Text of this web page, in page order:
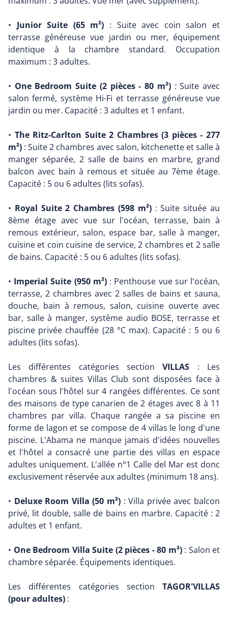
• Junior Suite (65 m²) : Suite avec coin salon et
terrasse généreuse vue jardin ou mer, équipement
identique à la chambre standard. Occupation
maximum : 3 adultes.
• One Bedroom Suite (2 pièces - 80 m²): Suite avec
salon fermé, système Hi-Fi et terrasse généreuse vue
jardin ou mer. Capacité : 3 adultes et 1 enfant.
• The Ritz-Carlton Suite 2 Chambres (3 pièces - 277
m²) : Suite 2 chambres avec salon, kitchenette et salle à
manger séparée, 2 salle de bains en marbre, grand
balcon avec bain à remous et située au 7ème étage.
Capacité : 5 ou 6 adultes (lits sofas).
• Royal Suite 2 Chambres (598 m²): Suite située au
8ème étage avec vue sur l'océan, terrasse, bain à
remous extérieur, salon, espace bar, salle à manger,
cuisine et coin cuisine de service, 2 chambres et 2 salle
de bains. Capacité : 5 ou 6 adultes (lits sofas).
• Imperial Suite (950 m²): Penthouse vue sur l'océan,
terrasse, 2 chambres avec 2 salles de bains et sauna,
douche, bain à remous, salon, cuisine ouverte avec
bar, salle à manger, système audio BOSE, terrasse et
piscine privée chauffée (28 °C max). Capacité : 5 ou 6
adultes (lits sofas).
Les différentes catégories sectionVILLAS : Les
chambres & suites Villas Club sont disposées face à
l'océan sous l'hôtel sur 4 rangées différentes. Ce sont
des maisons de type canarien de 2 étages avec 8 à 11
chambres par villa. Chaque rangée a sa piscine en
forme de lagon et se compose de 4 villas le long d'une
piscine. L'Abama ne manque jamais d'idées nouvelles
et l'hôtel a consacré une partie des villas en espace
adultes uniquement. L'allée n°1 Calle del Mar est donc
exclusivement réservée aux adultes (minimum 18 ans).
• Deluxe Room Villa (50 m²) : Villa privée avec balcon
privé, lit double, salle de bains en marbre. Capacité : 2
adultes et 1 enfant.
• One Bedroom Villa Suite (2 pièces - 80 m²): Salon et
chambre séparée. Équipements identiques.
Les différentes catégories section TAGOR'VILLAS
(pour adultes) :